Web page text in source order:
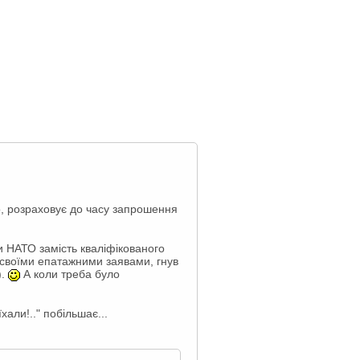
до часу запрошення
замість кваліфікованого
епатажними заявами, гнув
А коли треба було
побільшає...